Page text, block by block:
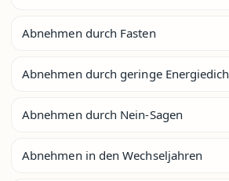
Abnehmen durch Fasten
Abnehmen durch geringe
Abnehmen durch Nein-Sagen
Abnehmen in den Wechseljahren